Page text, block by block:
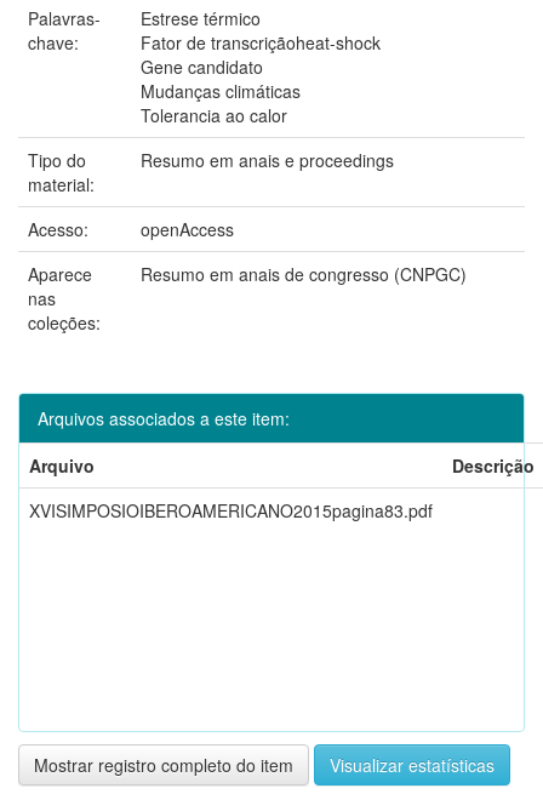
Palavras-
chave:
Estrese térmico
Fator de transcriçãoheat-shock
Gene candidato
Mudanças climáticas
Tolerancia ao calor
Tipo do
material:
Resumo em anais e proceedings
Acesso:
openAccess
Aparece
nas
coleções:
Resumo em anais de congresso (CNPGC)
Arquivos associados a este item:
Arquivo
Descrição
XVISIMPOSIOIBEROAMERICANO2015pagina83.pdf
Mostrar registro completo do item Visualizar estatísticas